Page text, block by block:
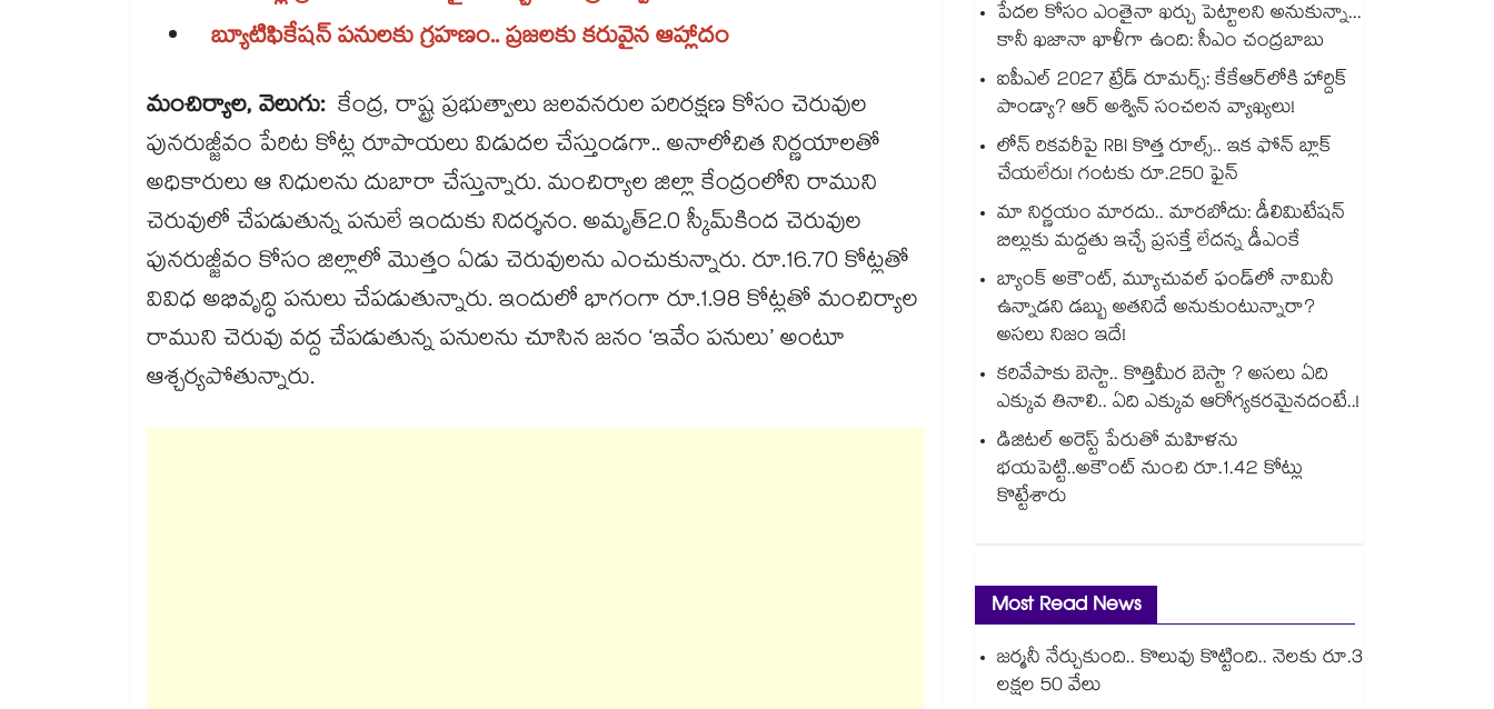
బ్యూటిఫికేషన్​ పనులకు గ్రహణం.. ప్రజలకు కరువైన ఆహ్లాదం
మంచిర్యాల, వెలుగు: కేంద్ర, రాష్ట్ర ప్రభుత్వాలు జలవనరుల పరిరక్షణ కోసం చెరువుల
పునరుజ్జీవం పేరిట కోట్ల రూపాయలు విడుదల చేస్తుండగా.. అనాలోచిత నిర్ణయాలతో
అధికారులు ఆ నిధులను దుబారా చేస్తున్నారు. మంచిర్యాల జిల్లా కేంద్రంలోని రాముని
చెరువులో చేపడుతున్న పనులే ఇందుకు నిదర్శనం. అమృత్​2.0 స్కీమ్​కింద చెరువుల
పునరుజ్జీవం కోసం జిల్లాలో మొత్తం ఏడు చెరువులను ఎంచుకున్నారు. రూ.16.70 కోట్లతో
వివిధ అభివృద్ధి పనులు చేపడుతున్నారు. ఇందులో భాగంగా రూ.1.98 కోట్లతో మంచిర్యాల
రాముని చెరువు వద్ద చేపడుతున్న పనులను చూసిన జనం ‘ఇవేం పనులు’ అంటూ
ఆశ్చర్యపోతున్నారు.
పేదల కోసం ఎంతైనా ఖర్చు పెట్టాలని అనుకున్నా...
కానీ ఖజానా ఖాళీగా ఉంది: సీఎం చంద్రబాబు
ఐపీఎల్ 2027 ట్రేడ్ రూమర్స్: కేకేఆర్‌లోకి హార్దిక్
పాండ్యా? ఆర్ అశ్విన్ సంచలన వ్యాఖ్యలు!
లోన్ రికవరీపై RBI కొత్త రూల్స్.. ఇక ఫోన్ బ్లాక్
చేయలేరు! గంటకు రూ.250 ఫైన్
మా నిర్ణయం మారదు.. మారబోదు: డీలిమిటేషన్
బిల్లుకు మద్దతు ఇచ్చే ప్రసక్తే లేదన్న డీఎంకే
బ్యాంక్ అకౌంట్, మ్యూచువల్ ఫండ్‌లో నామినీ
ఉన్నాడని డబ్బు అతనిదే అనుకుంటున్నారా?
అసలు నిజం ఇదే!
కరివేపాకు బెస్టా.. కొత్తిమీర బెస్టా ? అసలు ఏది
ఎక్కువ తినాలి.. ఏది ఎక్కువ ఆరోగ్యకరమైనదంటే..!
డిజిటల్ అరెస్ట్ పేరుతో మహిళను
భయపెట్టి..అకౌంట్ నుంచి రూ.1.42 కోట్లు
కొట్టేశారు
Most Read News
జర్మనీ నేర్చుకుంది.. కొలువు కొట్టింది.. నెలకు రూ.3
లక్షల 50 వేలు